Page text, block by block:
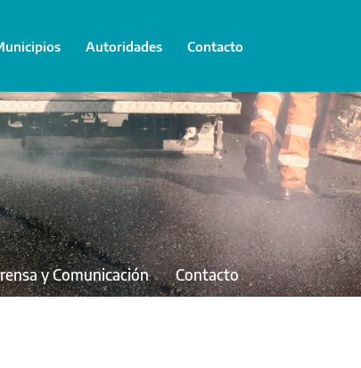
Autoridades Contacto
y Comunicación Contacto